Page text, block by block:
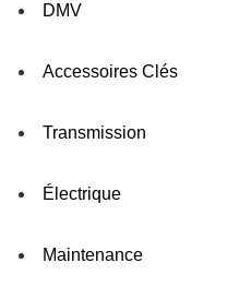
DMV
Accessoires Clés
Transmission
Électrique
Maintenance